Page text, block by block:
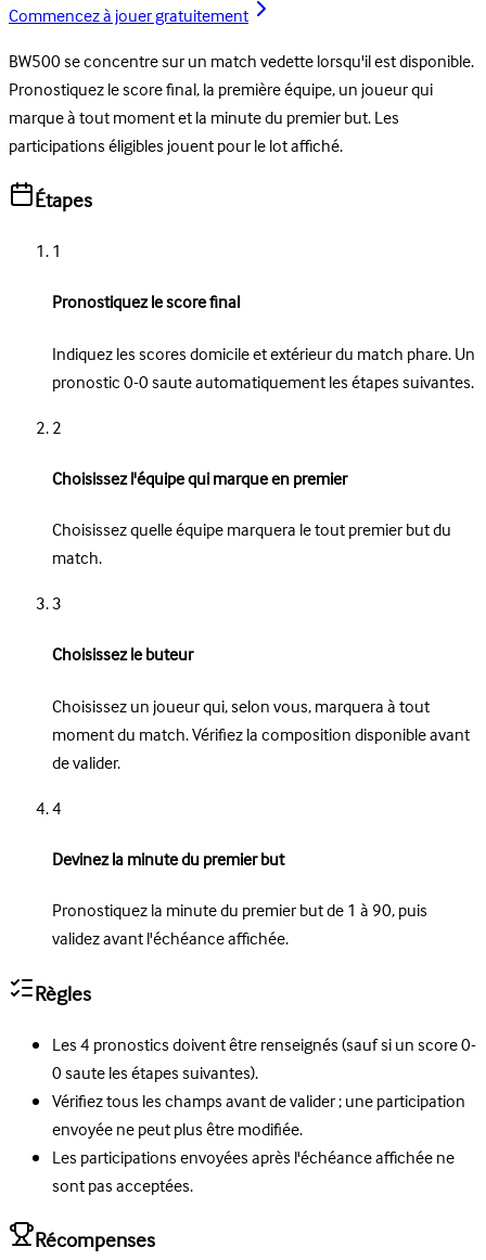
Commencez à jouer gratuitement
BW500 se concentre sur un match vedette lorsqu'il est disponible.
Pronostiquez le score final, la première équipe, un joueur qui
marque à tout moment et la minute du premier but. Les
participations éligibles jouent pour le lot affiché.
Étapes
1
Pronostiquez le score final
Indiquez les scores domicile et extérieur du match phare. Un
pronostic 0-0 saute automatiquement les étapes suivantes.
2
Choisissez l'équipe qui marque en premier
Choisissez quelle équipe marquera le tout premier but du
match.
3
Choisissez le buteur
Choisissez un joueur qui, selon vous, marquera à tout
moment du match. Vérifiez la composition disponible avant
de valider.
4
Devinez la minute du premier but
Pronostiquez la minute du premier but de 1 à 90, puis
validez avant l'échéance affichée.
Règles
Les 4 pronostics doivent être renseignés (sauf si un score 0-
0 saute les étapes suivantes).
Vérifiez tous les champs avant de valider ; une participation
envoyée ne peut plus être modifiée.
Les participations envoyées après l'échéance affichée ne
sont pas acceptées.
Récompenses